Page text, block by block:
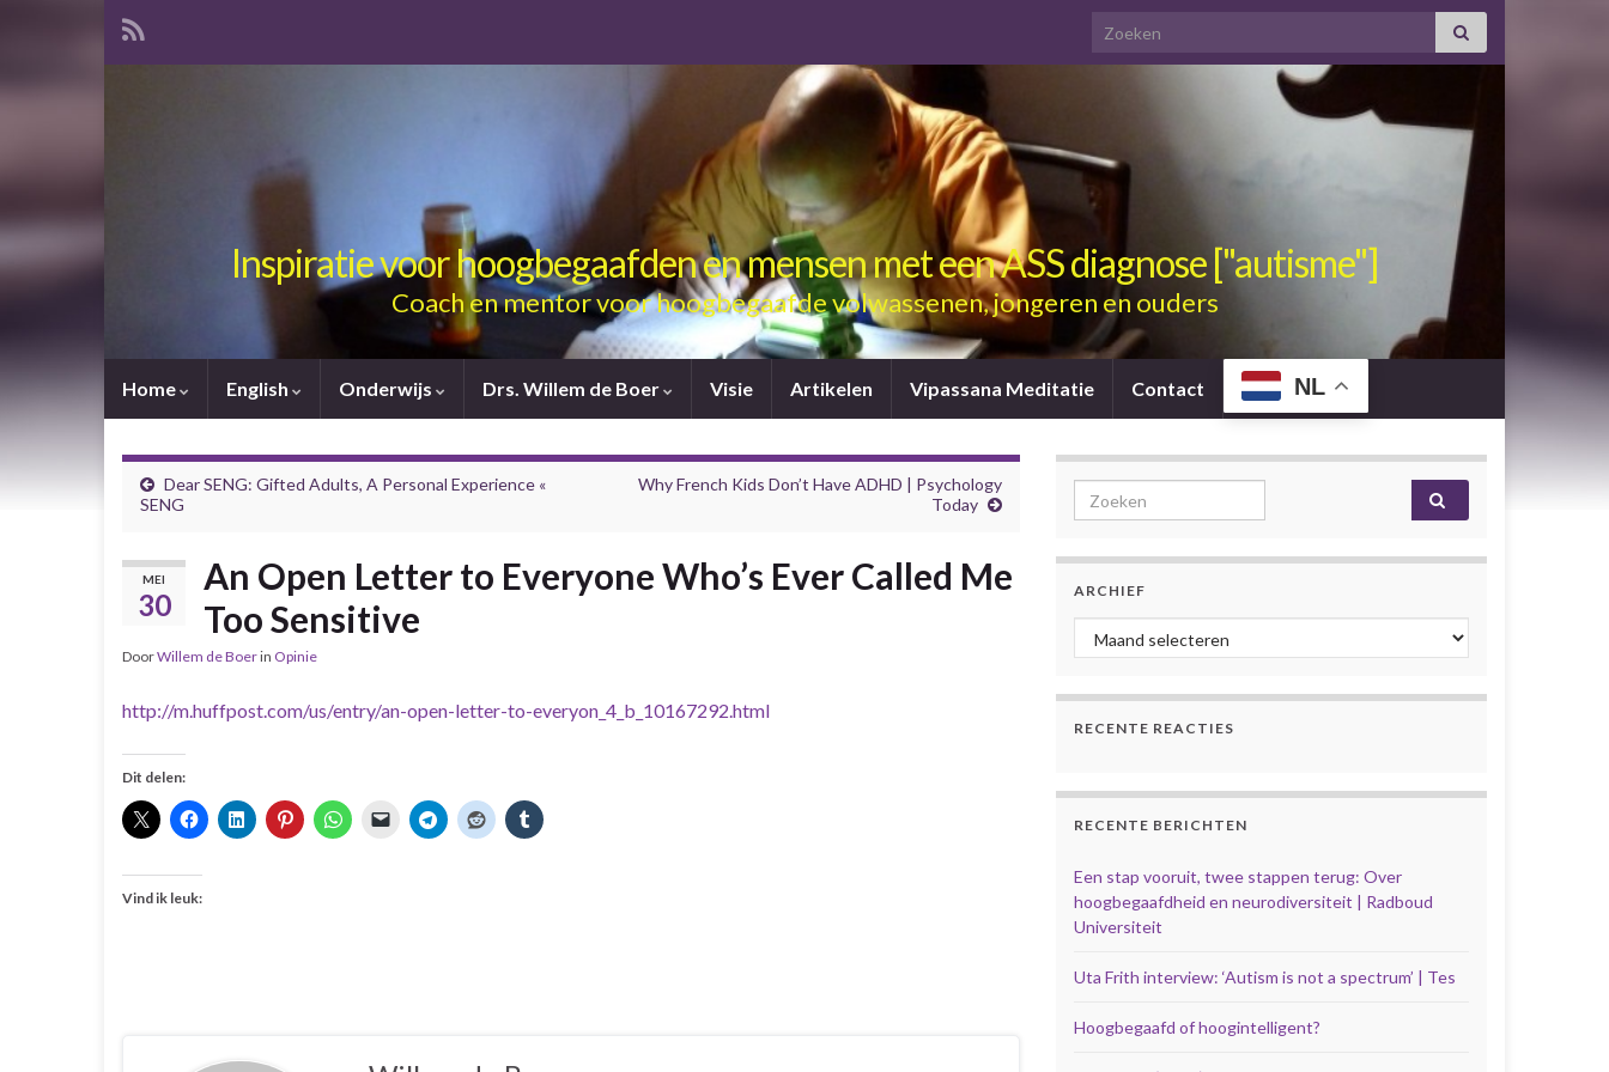
Search for:
Inspiratie voor hoogbegaafden en mensen met een ASS diagnose ["autisme"]
Coach en mentor voor hoogbegaafde volwassenen, jongeren en ouders
Home English Onderwijs Drs. Willem de Boer Visie Artikelen Vipassana Meditatie Contact NL
Dear SENG: Gifted Adults, A Personal Experience «
SENG
Why French Kids Don’t Have ADHD | Psychology
Today
MEI
30
An Open Letter to Everyone Who’s Ever Called Me
Too Sensitive
DoorWillem de Boerin Opinie
http://m.huffpost.com/us/entry/an-open-letter-to-everyon_4_b_10167292.html
Dit delen:
Vind ik leuk:
Search for:
ARCHIEF
Archief
RECENTE REACTIES
RECENTE BERICHTEN
Een stap vooruit, twee stappen terug: Over
hoogbegaafdheid en neurodiversiteit | Radboud
Universiteit
Uta Frith interview: ‘Autism is not a spectrum’ | Tes
Hoogbegaafd of hoogintelligent?